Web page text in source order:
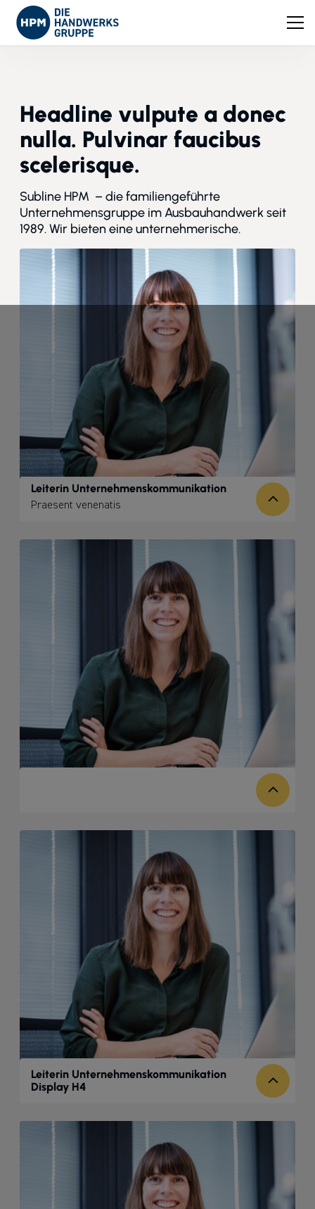
Headline vulpute a donec
nulla. Pulvinar faucibus
scelerisque.
Subline HPM – die familiengeführte
Unternehmensgruppe im Ausbauhandwerk seit
1989. Wir bieten eine unternehmerische.
Leiterin Unternehmenskommunikation
Praesent venenatis
Telefon: +49 (0) 40 - 30 38 32 - 279
johanna.blanc@handwerksgruppe.de
Leiterin Unternehmenskommunikation Display H4
Mobil: +49 (0) 160 617 91 14
johanna.blanc@handwerksgruppe.de
Leiterin Unternehmenskommunikation
Display H4
Telefon: +49 (0) 40 - 30 38 32 - 279
johanna.blanc@handwerksgruppe.de